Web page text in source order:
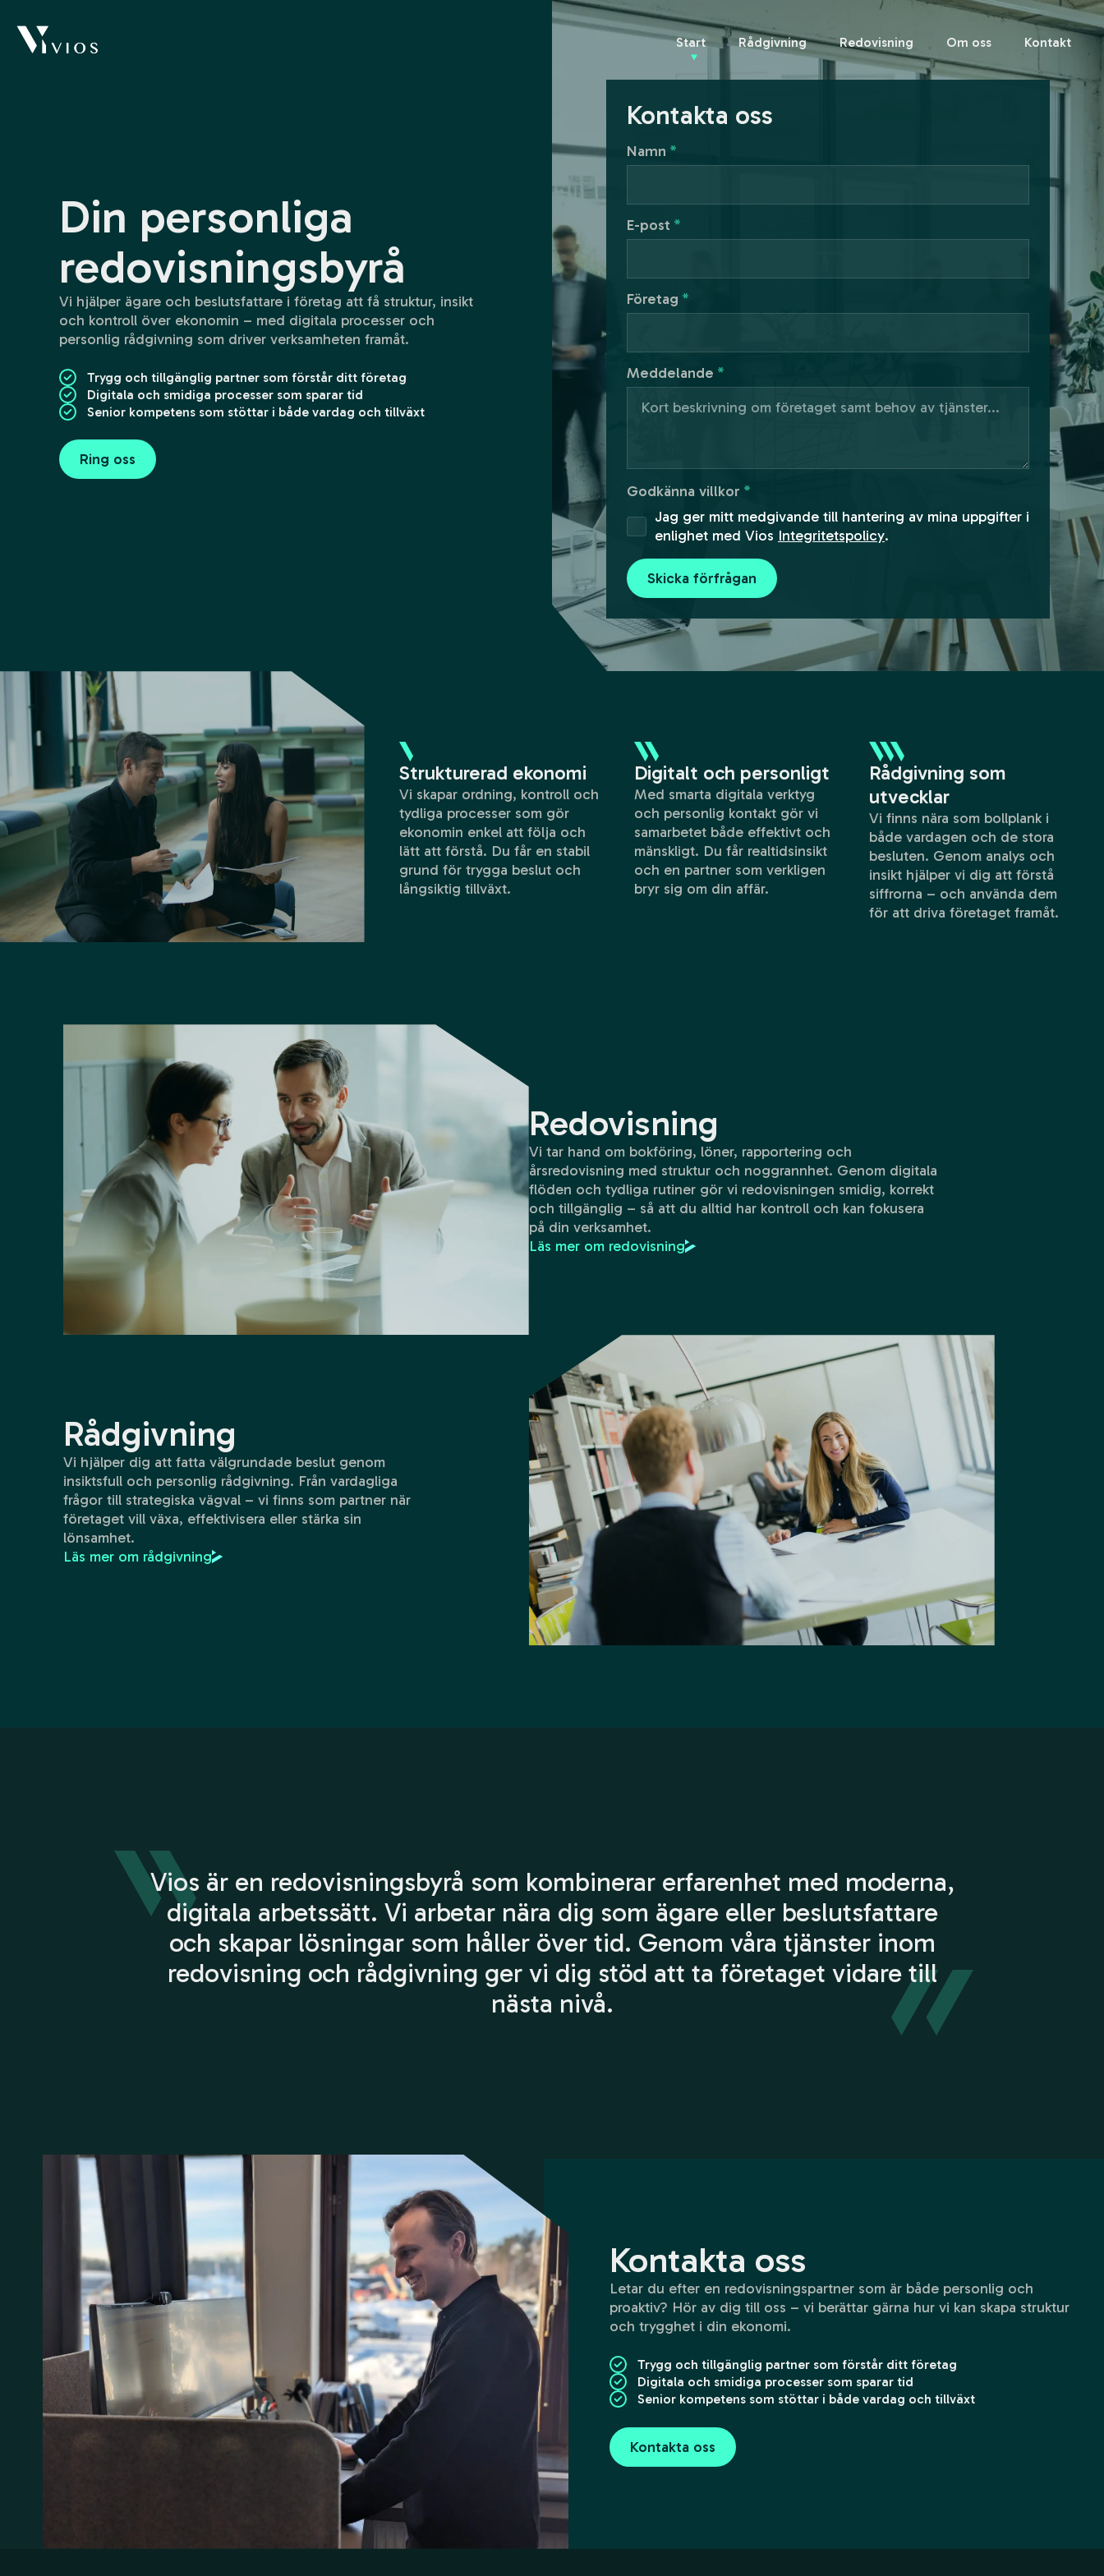
Start Rådgivning Redovisning Om oss Kontakt
Din personliga
redovisningsbyrå
Vi hjälper ägare och beslutsfattare i företag att få struktur, insikt
och kontroll över ekonomin – med digitala processer och
personlig rådgivning som driver verksamheten framåt.
Trygg och tillgänglig partner som förstår ditt företag
Digitala och smidiga processer som sparar tid
Senior kompetens som stöttar i både vardag och tillväxt
Ring oss
Kontakta oss
Namn *
E-post *
Företag *
Meddelande *
Godkänna villkor *
Jag ger mitt medgivande till hantering av mina uppgifter i
enlighet med Vios Integritetspolicy.
Skicka förfrågan
Strukturerad ekonomi
Vi skapar ordning, kontroll och
tydliga processer som gör
ekonomin enkel att följa och
lätt att förstå. Du får en stabil
grund för trygga beslut och
långsiktig tillväxt.
Digitalt och personligt
Med smarta digitala verktyg
och personlig kontakt gör vi
samarbetet både effektivt och
mänskligt. Du får realtidsinsikt
och en partner som verkligen
bryr sig om din affär.
Rådgivning som
utvecklar
Vi finns nära som bollplank i
både vardagen och de stora
besluten. Genom analys och
insikt hjälper vi dig att förstå
siffrorna – och använda dem
för att driva företaget framåt.
Redovisning
Vi tar hand om bokföring, löner, rapportering och
årsredovisning med struktur och noggrannhet. Genom digitala
flöden och tydliga rutiner gör vi redovisningen smidig, korrekt
och tillgänglig – så att du alltid har kontroll och kan fokusera
på din verksamhet.
Läs mer om redovisning
Rådgivning
Vi hjälper dig att fatta välgrundade beslut genom
insiktsfull och personlig rådgivning. Från vardagliga
frågor till strategiska vägval – vi finns som partner när
företaget vill växa, effektivisera eller stärka sin
lönsamhet.
Läs mer om rådgivning
Vios är en redovisningsbyrå som kombinerar erfarenhet med moderna,
digitala arbetssätt. Vi arbetar nära dig som ägare eller beslutsfattare
och skapar lösningar som håller över tid. Genom våra tjänster inom
redovisning och rådgivning ger vi dig stöd att ta företaget vidare till
nästa nivå.
Kontakta oss
Letar du efter en redovisningspartner som är både personlig och
proaktiv? Hör av dig till oss – vi berättar gärna hur vi kan skapa struktur
och trygghet i din ekonomi.
Trygg och tillgänglig partner som förstår ditt företag
Digitala och smidiga processer som sparar tid
Senior kompetens som stöttar i både vardag och tillväxt
Kontakta oss